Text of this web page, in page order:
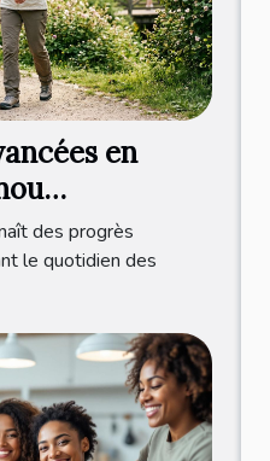
en
qualité de
des progrès
le quotidien des